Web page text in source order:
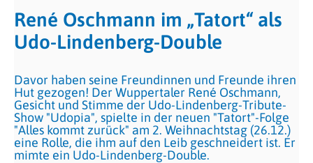
René Oschmann im „Tatort“ als
Udo-Lindenberg-Double
Davor haben seine Freundinnen und Freunde ihren
Hut gezogen! Der Wuppertaler René Oschmann,
Gesicht und Stimme der Udo-Lindenberg-Tribute-
Show "Udopia", spielte in der neuen "Tatort"-Folge
"Alles kommt zurück" am 2. Weihnachtstag (26.12.)
eine Rolle, die ihm auf den Leib geschneidert ist. Er
mimte ein Udo-Lindenberg-Double.